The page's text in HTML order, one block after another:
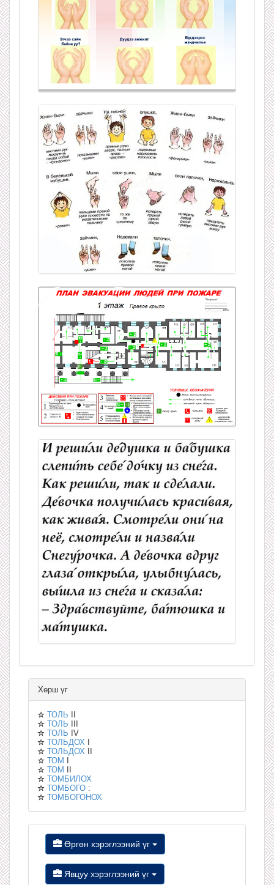
Хөрш үг
ТОЛЬ
ТОЛЬ
ТОЛЬ IV
ТОЛЬДОХ
ТОЛЬДОХ
ТОМ
ТОМ
ТОМБИЛОХ
ТОМБОГО :
ТОМБОГОНОХ
Өргөн хэрэглээний үг
Явцуу хэрэглээний үг